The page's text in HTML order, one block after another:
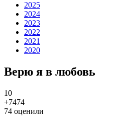
2025
2024
2023
2022
2021
2020
Верю я в любовь
10
+7474
74 оценили